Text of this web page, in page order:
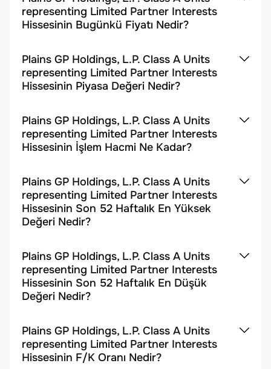
representing Limited Partner Interests
Hissesinin Bugünkü Fiyatı Nedir?
Plains GP Holdings, L.P. Class A Units
representing Limited Partner Interests
Hissesinin Piyasa Değeri Nedir?
Plains GP Holdings, L.P. Class A Units
representing Limited Partner Interests
Hissesinin İşlem Hacmi Ne Kadar?
Plains GP Holdings, L.P. Class A Units
representing Limited Partner Interests
Hissesinin Son 52 Haftalık En Yüksek
Değeri Nedir?
Plains GP Holdings, L.P. Class A Units
representing Limited Partner Interests
Hissesinin Son 52 Haftalık En Düşük
Değeri Nedir?
Plains GP Holdings, L.P. Class A Units
representing Limited Partner Interests
Hissesinin F/K Oranı Nedir?